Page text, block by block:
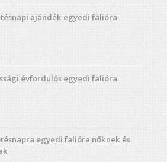
ajándék egyedi falióra
évfordulós egyedi falióra
egyedi falióra nőknek és